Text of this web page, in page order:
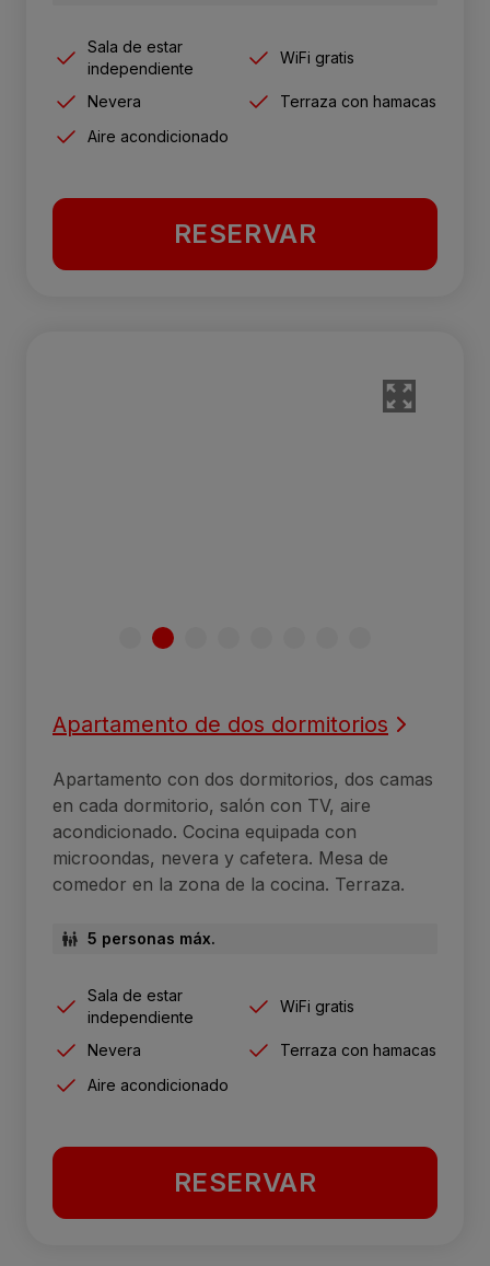
Sala de estar
independiente
WiFi gratis
Nevera
Terraza con hamacas
Aire acondicionado
RESERVAR
Apartamento de dos dormitorios
Apartamento con dos dormitorios, dos camas
en cada dormitorio, salón con TV, aire
acondicionado. Cocina equipada con
microondas, nevera y cafetera. Mesa de
comedor en la zona de la cocina. Terraza.
5 personas máx.
Sala de estar
independiente
WiFi gratis
Nevera
Terraza con hamacas
Aire acondicionado
RESERVAR